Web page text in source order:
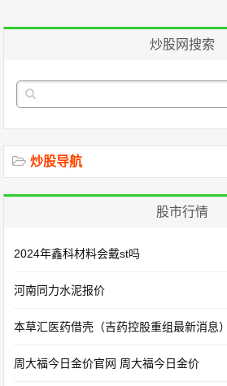
炒股网搜索
炒股导航
股市行情
2024年鑫科材料会戴st吗
河南同力水泥报价
本草汇医药借壳（吉药控股重组最新消息）
周大福今日金价官网 周大福今日金价